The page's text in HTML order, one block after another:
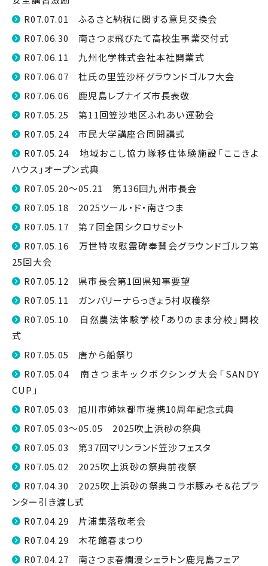
R07.07.01 ふるさと納税に関する意見交換会
R07.06.30 南さつま飛びたて高校生事業交付式
R07.06.11 九州化学株式会社本社開業式
R07.06.07 杜氏の里笠沙杯グラウンドゴルフ大会
R07.06.06 鹿児島レブナイズ市長表敬
R07.05.25 第11回笠沙地区ふれあい運動会
R07.05.24 市民大学講座合同開講式
R07.05.24 地域おこし協力隊移住体験施設「ここきよ
ハウス」オープン式典
R07.05.20～05.21 第136回九州市長会
R07.05.18 2025ツール・ド・南さつま
R07.05.17 第７回全国シクロサミット
R07.05.16 万世特攻慰霊碑奉賛会グラウンドゴルフ第
25回大会
R07.05.12 県市長会第1回県知事要望
R07.05.11 ガンバリーナらっきょう村収穫祭
R07.05.10 自然農法体験学校「ありのまま分校」開校
式
R07.05.05 唐から船祭り
R07.05.04 南さつまキックボクシング大会「SANDY
CUP」
R07.05.03 旭川市姉妹都市提携10周年記念式典
R07.05.03～05.05 2025吹上浜砂の祭典
R07.05.03 第37回マリンランド笠沙フェスタ
R07.05.02 2025吹上浜砂の祭典前夜祭
R07.04.30 2025吹上浜砂の祭典コラボ豚みそ＆花プラ
ンター引き渡し式
R07.04.29 片浦集落敬老会
R07.04.29 木花館春まつり
R07.04.27 南さつま春爛漫シェラトン鹿児島フェア